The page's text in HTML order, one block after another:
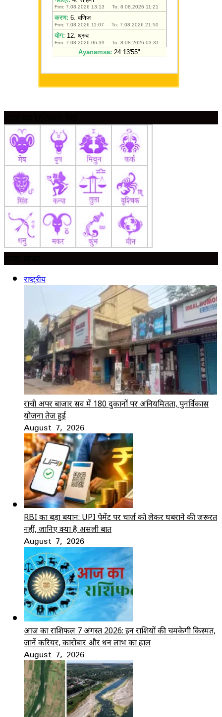
राष्ट्रीय
रांची अपर बाजार सर्वे में 180 दुकानों पर अनियमितता, पुनर्विकास
योजना तेज हुई
August 7, 2026
RBI का बड़ा बयान: UPI पेमेंट पर चार्ज को लेकर घबराने की जरूरत
नहीं, जानिए क्या है असली बात
August 7, 2026
आज का राशिफल 7 अगस्त 2026: इन राशियों की चमकेगी किस्मत,
जानें करियर, कारोबार और धन लाभ का हाल
August 7, 2026